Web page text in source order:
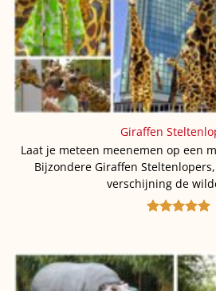
Giraffen
Laat je meteen meenemen op een
Bijzondere Giraffen
verschijning de